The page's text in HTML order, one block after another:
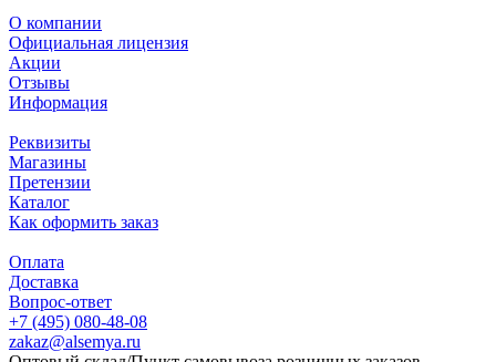
О компании
Официальная лицензия
Акции
Отзывы
Информация
Реквизиты
Магазины
Претензии
Каталог
Как оформить заказ
Оплата
Доставка
Вопрос-ответ
+7 (495) 080-48-08
zakaz@alsemya.ru